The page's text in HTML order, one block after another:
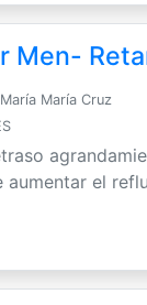
Men-
María Cruz
el